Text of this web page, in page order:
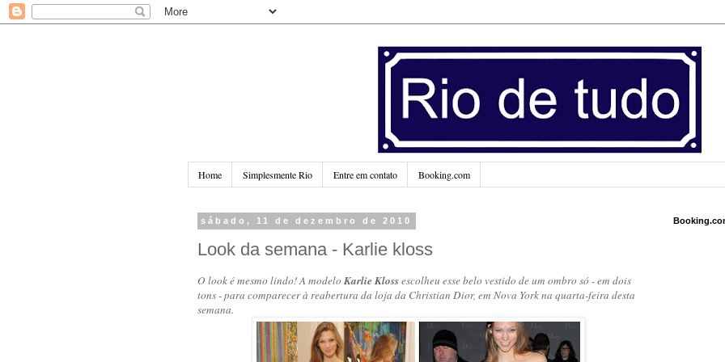
Home Simplesmente Rio Entre em contato Booking.com
sábado, 11 de dezembro de 2010
Look da semana - Karlie kloss
O look é mesmo lindo! A modelo Karlie Klossescolheu esse belo vestido de um ombro só - em dois
tons - para comparecer à reabertura da loja da Christian Dior, em Nova York na quarta-feira desta
semana.